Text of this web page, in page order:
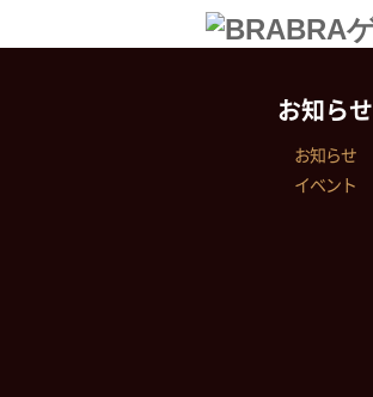
お知らせ
お知らせ
イベント